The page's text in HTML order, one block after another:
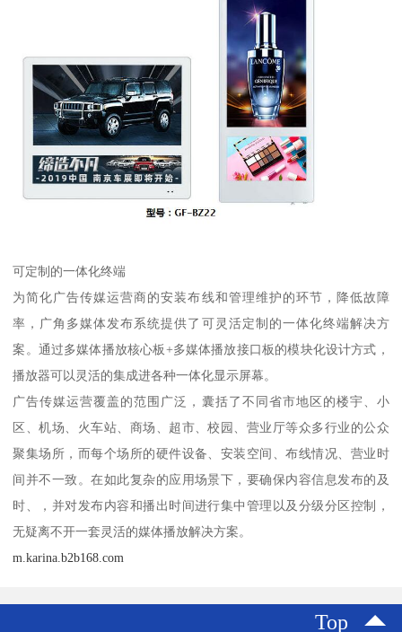
可定制的一体化终端
为简化广告传媒运营商的安装布线和管理维护的环节，降低故障
率，广角多媒体发布系统提供了可灵活定制的一体化终端解决方
案。通过多媒体播放核心板+多媒体播放接口板的模块化设计方式，
播放器可以灵活的集成进各种一体化显示屏幕。
广告传媒运营覆盖的范围广泛，囊括了不同省市地区的楼宇、小
区、机场、火车站、商场、超市、校园、营业厅等众多行业的公众
聚集场所，而每个场所的硬件设备、安装空间、布线情况、营业时
间并不一致。在如此复杂的应用场景下，要确保内容信息发布的及
时、，并对发布内容和播出时间进行集中管理以及分级分区控制，
无疑离不开一套灵活的媒体播放解决方案。
m.karina.b2b168.com
Top